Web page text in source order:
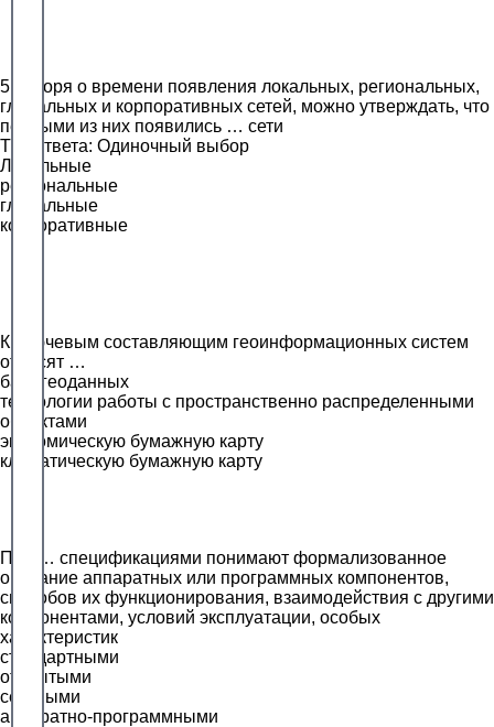
5.Говоря о времени появления локальных, региональных,
глобальных и корпоративных сетей, можно утверждать, что
первыми из них появились … сети
Тип ответа: Одиночный выбор
Локальные
региональные
глобальные
корпоративные
К ключевым составляющим геоинформационных систем
относят …
базу геоданных
технологии работы с пространственно распределенными
объектами
экономическую бумажную карту
климатическую бумажную карту
Под … спецификациями понимают формализованное
описание аппаратных или программных компонентов,
способов их функционирования, взаимодействия с другими
компонентами, условий эксплуатации, особых
характеристик
стандартными
открытыми
сетевыми
аппаратно-программными